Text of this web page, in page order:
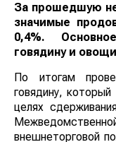
За прошедшую
значимые
0,4%.
говядину и
По итогам
говядину,
целях